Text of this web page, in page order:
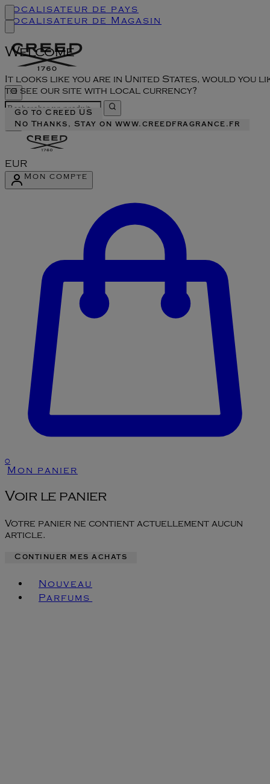
Welcome
It looks like you are in United States, would you
to see our site with local currency?
Go to Creed US
No Thanks, Stay on www.creedfragrance.fr
Localisateur de pays
Localisateur de Magasin
EUR
Mon compte
0
Mon panier
Voir le panier
Votre panier ne contient actuellement aucun
article.
Continuer mes achats
Nouveau
Parfums